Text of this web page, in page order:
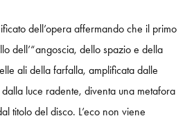
dell’opera affermando che il primo
dell’“angoscia, dello spazio e della
ali della farfalla, amplificata dalle
luce radente, diventa una metafora
titolo del disco. L’eco non viene